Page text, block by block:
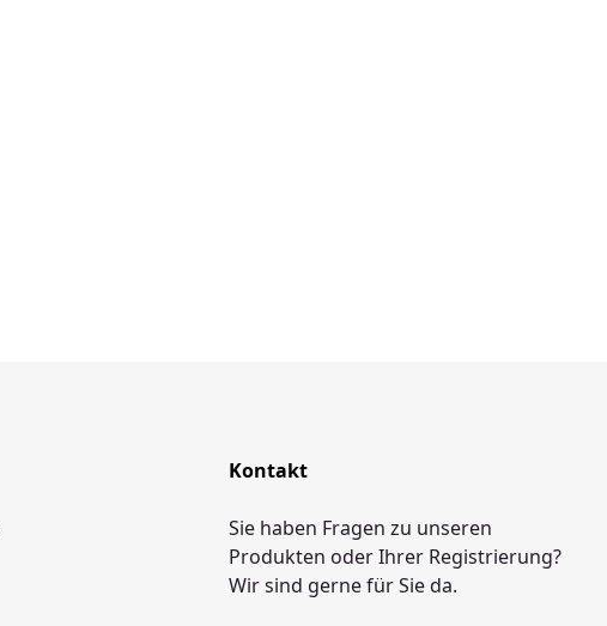
Kontakt
Sie haben Fragen zu unseren
Produkten oder Ihrer Registrierung?
Wir sind gerne für Sie da.